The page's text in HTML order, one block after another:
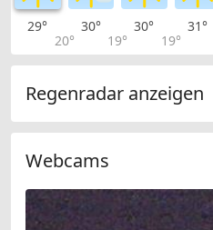
29°
20°
30°
19°
30°
19°
31°
Regenradar anzeigen
Webcams